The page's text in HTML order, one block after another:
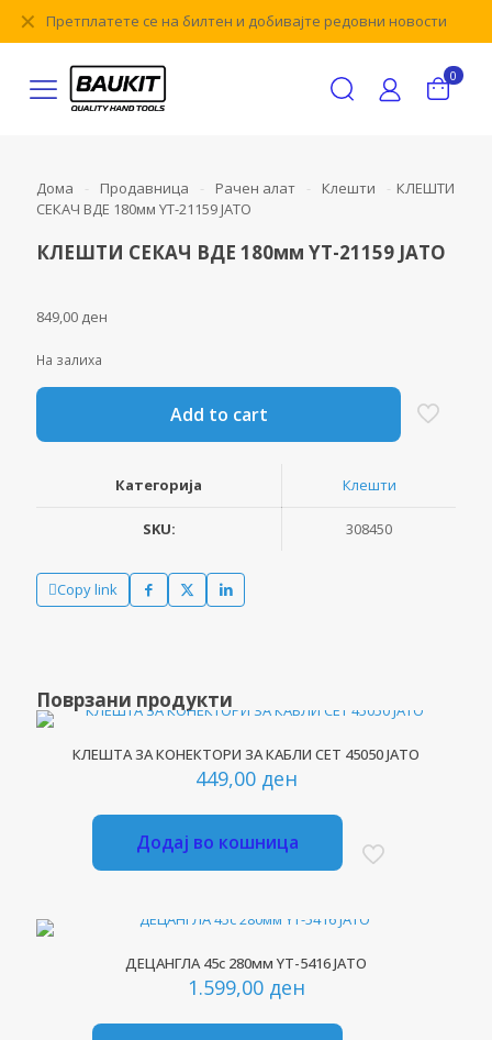
Претплатете се на билтен и добивајте редовни новости
✕
0
Дома - Продавница - Рачен алат - Клешти - КЛЕШТИ
СЕКАЧ ВДЕ 180мм YT-21159 ЈАТО
КЛЕШТИ СЕКАЧ ВДЕ 180мм YT-21159 ЈАТО
849,00 ден
На залиха
Add to cart
Категорија Клешти
SKU: 308450
Copy link
Поврзани продукти
КЛЕШТА ЗА КОНЕКТОРИ ЗА КАБЛИ СЕТ 45050 ЈАТО
449,00 ден
Додај во кошница
ДЕЦАНГЛА 45с 280мм YT-5416 ЈАТО
1.599,00 ден